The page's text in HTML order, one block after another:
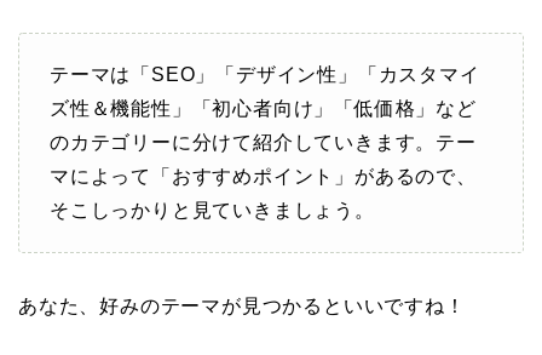
テーマは「SEO」「デザイン性」「カスタマイ
ズ性＆機能性」「初心者向け」「低価格」など
のカテゴリーに分けて紹介していきます。テー
マによって「おすすめポイント」があるので、
そこしっかりと見ていきましょう。
あなた、好みのテーマが見つかるといいですね！